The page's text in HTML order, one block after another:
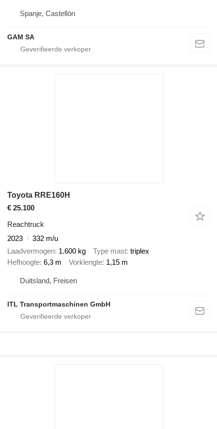
Spanje, Castellón
GAM SA
Toyota RRE160H
€ 25.100
Reachtruck
2023
332 m/u
Laadvermogen 1.600 kg Type mast triplex
Hefhoogte 6,3 m Vorklengte 1,15 m
Duitsland, Freisen
ITL Transportmaschinen GmbH